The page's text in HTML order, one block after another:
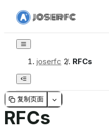
joserfc / RFCs
复制页面
RFCs